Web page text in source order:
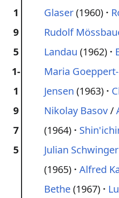
1
9
5
1-
1
9
7
5
Glaser(1960)
Rudolf
Landau (1962)
Maria
Jensen (1963)
Nikolay Basov/
(1964)
Julian Schwinger
(1965) Alfred
Bethe(1967)